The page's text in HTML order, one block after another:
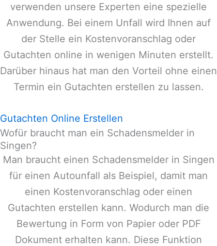
verwenden unsere Experten eine spezielle
Anwendung. Bei einem Unfall wird Ihnen auf
der Stelle ein Kostenvoranschlag oder
Gutachten online in wenigen Minuten erstellt.
Darüber hinaus hat man den Vorteil ohne einen
Termin ein Gutachten erstellen zu lassen.
Gutachten Online Erstellen
Wofür braucht man ein Schadensmelder in
Singen?
Man braucht einen Schadensmelder in Singen
für einen Autounfall als Beispiel, damit man
einen Kostenvoranschlag oder einen
Gutachten erstellen kann. Wodurch man die
Bewertung in Form von Papier oder PDF
Dokument erhalten kann. Diese Funktion